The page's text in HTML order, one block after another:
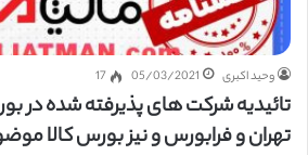
وحید اکبری 05/03/2021
17
تائیدیه شرکت های پذیرفته شده در
تهران و فرابورس و نیز بورس کالا